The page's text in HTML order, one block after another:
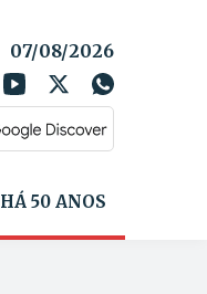
07/08/2026
HÁ 50 ANOS